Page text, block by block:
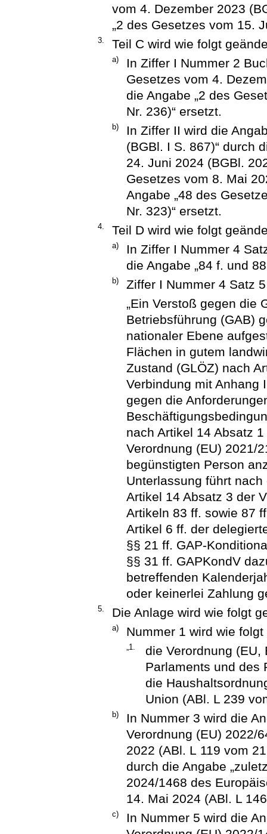
vom 4. Dezember 2023
„2 des Gesetzes vom 15.
3. Teil C wird wie folgt
a)
In Ziffer I Nummer 2
Gesetzes vom 4.
die Angabe „2 des
Nr. 236)“ ersetzt.
b)
In Ziffer II wird die
(BGBl. I S. 867)“ durch
24. Juni 2024 (BGBl.
Gesetzes vom 8. Mai
Angabe „48 des
Nr. 323)“ ersetzt.
4. Teil D wird wie folgt
a)
In Ziffer I Nummer 4
die Angabe „84 f. und
b)
Ziffer I Nummer 4 Satz
„Ein Verstoß gegen die
Betriebsführung (GAB)
nationaler Ebene
Flächen in gutem
Zustand (GLÖZ) nach
Verbindung mit Anhang
gegen die
nach Artikel 14 Absatz
Verordnung (EU) 2021/
begünstigten Person
Unterlassung führt
Artikel 14 Absatz 3 der
Artikeln 83 ff. sowie 87
Artikel 6 ff. der
§§ 21 ff. GAP-
§§ 31 ff. GAPKondV
betreffenden
oder keinerlei Zahlung
5. Die Anlage wird wie folgt
a) Nummer 1 wird wie
„1.
die Verordnung
Parlaments und des
die
Union (ABl. L 239
b)
In Nummer 3 wird die
Verordnung (EU) 2022/
2022 (ABl. L 119 vom
durch die Angabe
2024/1468 des
14. Mai 2024 (ABl. L
c)
In Nummer 5 wird die